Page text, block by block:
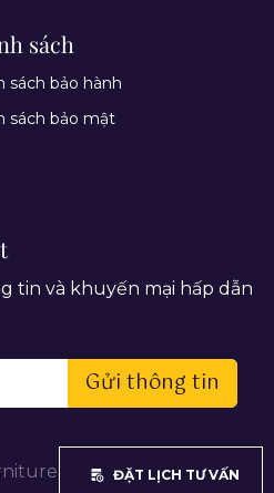
sách
sách bảo hành
sách bảo mật
tin và khuyến mại hấp dẫn
Gửi thông tin
All rights reserved.
ĐẶT LỊCH TƯ VẤN